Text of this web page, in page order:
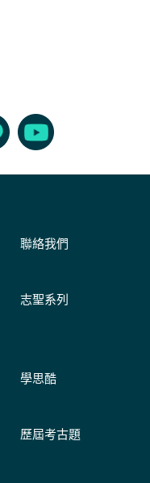
聯絡我們
志聖系列
學思酷
歷屆考古題